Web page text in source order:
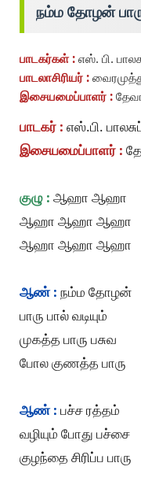
நம்ம தோழன்
பாடகர்கள் : எஸ். பி.
பாடலாசிரியர் :
இசையமைப்பாளர் :
பாடகர் : எஸ்.பி.
இசையமைப்பாளர் :
குழு : ஆஹா ஆஹா
ஆஹா ஆஹா ஆஹா
ஆஹா ஆஹா ஆஹா
ஆண் : நம்ம தோழன்
பாரு பால் வடியும்
முகத்த பாரு பசுவ
போல குணத்த பாரு
ஆண் : பச்ச ரத்தம்
வழியும் போது பச்சை
குழந்தை சிரிப்ப பாரு